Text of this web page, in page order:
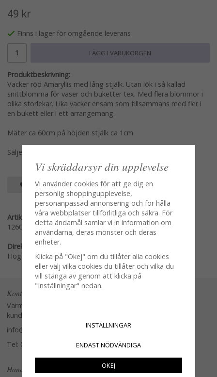
49 kr
Finns i lager för omgående leverans
LÄGG I VARUKORGEN
Produktbeskrivning:
Vacker röd Amaryllis med lång stjälk. Utan lök i så kallad
snittblomma för vaser och buketter tex. Med flera blommor i
olika storlekar. Lika vacker ensam som tillsammans med fler i
en bukett eller i ett arrangemang.
Mäter ca 60cm på höjden stjälk ca 1cm
Säljes per styck en och en Amaryllis för sig
SPARA SOM FAVORIT
Artikelnummer:
1260-4
Direktlänk:
Högerklicka och kopiera adressen
Kontakta oss
Varmt välkommen att kontakta vår
kundtjänst.
info@glasverandan.se
Tel: 079-3495968
Handla
Vi skräddarsyr din upplevelse
Vi använder cookies för att ge dig en
personlig shoppingupplevelse,
personanpassad annonsering och för hålla
våra webbplatser tillförlitliga och säkra. För
detta ändamål samlar vi in information om
användarna, deras mönster och deras
enheter.
Klicka på "Okej" om du tillåter alla cookies
eller välj vilka cookies du tillåter och vilka du
vill stänga av genom att klicka på
"Inställningar" nedan.
INSTÄLLNINGAR
ENDAST NÖDVÄNDIGA
OKEJ